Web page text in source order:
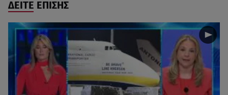
ΔΕΙΤΕ ΕΠΙΣΗΣ